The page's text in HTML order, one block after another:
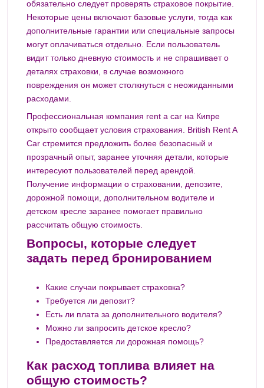
обязательно следует проверять страховое покрытие.
Некоторые цены включают базовые услуги, тогда как
дополнительные гарантии или специальные запросы
могут оплачиваться отдельно. Если пользователь
видит только дневную стоимость и не спрашивает о
деталях страховки, в случае возможного
повреждения он может столкнуться с неожиданными
расходами.
Профессиональная компания rent a car на Кипре
открыто сообщает условия страхования. British Rent A
Car стремится предложить более безопасный и
прозрачный опыт, заранее уточняя детали, которые
интересуют пользователей перед арендой.
Получение информации о страховании, депозите,
дорожной помощи, дополнительном водителе и
детском кресле заранее помогает правильно
рассчитать общую стоимость.
Вопросы, которые следует
задать перед бронированием
Какие случаи покрывает страховка?
Требуется ли депозит?
Есть ли плата за дополнительного водителя?
Можно ли запросить детское кресло?
Предоставляется ли дорожная помощь?
Как расход топлива влияет на
общую стоимость?